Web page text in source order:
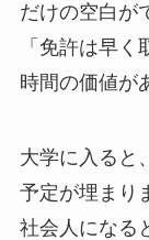
だけの空白が
「免許は早
時間の価値が
大学に入ると
予定が埋まり
社会人になる